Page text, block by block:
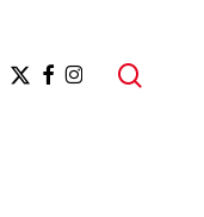
X-
TWITTER
FACEBOOK
INSTAGRAM